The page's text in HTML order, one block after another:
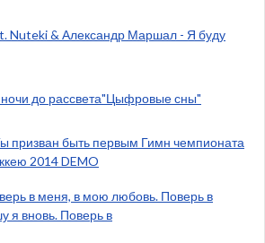
Nuteki & Александр Маршал - Я буду
до рассвета"Цыфровые сны"
призван быть первым Гимн чемпионата
2014 DEMO
в меня, в мою любовь. Поверь в
я вновь. Поверь в